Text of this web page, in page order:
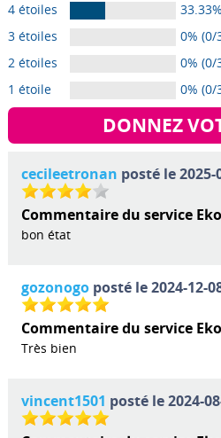
4 étoiles
3 étoiles
0% (0/
2 étoiles
0% (0/
1 étoile
0% (0/
DONNEZ
cecileetronan posté le 2025-
Commentaire du service
bon état
gozonogoposté le 2024-12-
Commentaire du service
Très bien
vincent1501 posté le 2024-